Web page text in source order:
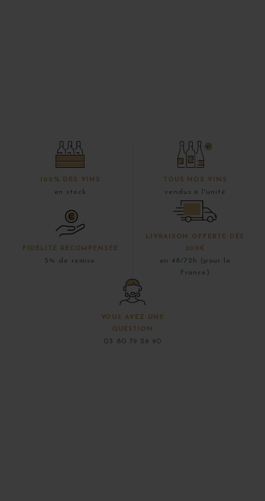
100% DES VINS
en stock
TOUS NOS VINS
vendus à l'unité
FIDÉLITÉ RÉCOMPENSÉE
5% de remise
LIVRAISON OFFERTE DÈS
300€
en 48/72h (pour la
France)
VOUS AVEZ UNE
QUESTION
03 80 79 29 90